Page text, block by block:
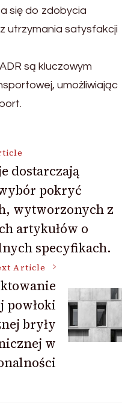
się do zdobycia
utrzymania satysfakcji
są kluczowym
umożliwiając
dostarczają
pokryć
wytworzonych z
artykułów o
specyfikach.
Article
powłoki
bryły
w